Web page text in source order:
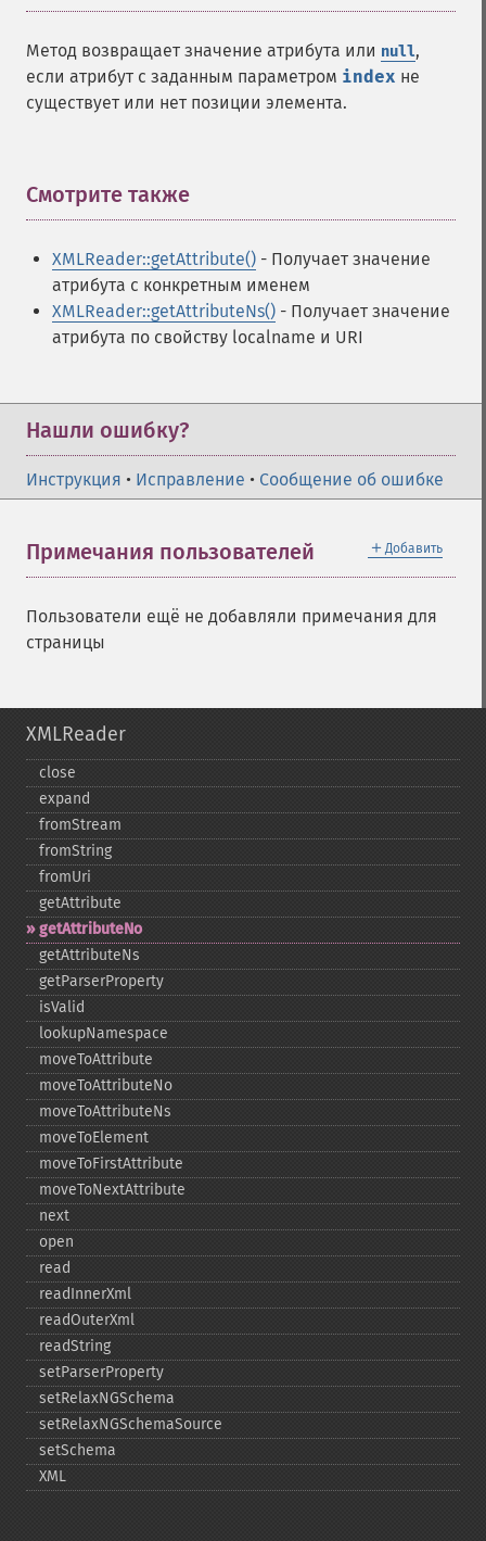
Метод возвращает значение атрибута или null,
если атрибут с заданным параметром index не
существует или нет позиции элемента.
Смотрите также
XMLReader::getAttribute() - Получает значение
атрибута с конкретным именем
XMLReader::getAttributeNs() - Получает значение
атрибута по свойству localname и URI
Нашли ошибку?
Инструкция • Исправление • Сообщение об ошибке
＋ Добавить
Примечания пользователей
Пользователи ещё не добавляли примечания для
страницы
XMLReader
close
expand
fromStream
fromString
fromUri
getAttribute
getAttributeNo
getAttributeNs
getParserProperty
isValid
lookupNamespace
moveToAttribute
moveToAttributeNo
moveToAttributeNs
moveToElement
moveToFirstAttribute
moveToNextAttribute
next
open
read
readInnerXml
readOuterXml
readString
setParserProperty
setRelaxNGSchema
setRelaxNGSchemaSource
setSchema
XML